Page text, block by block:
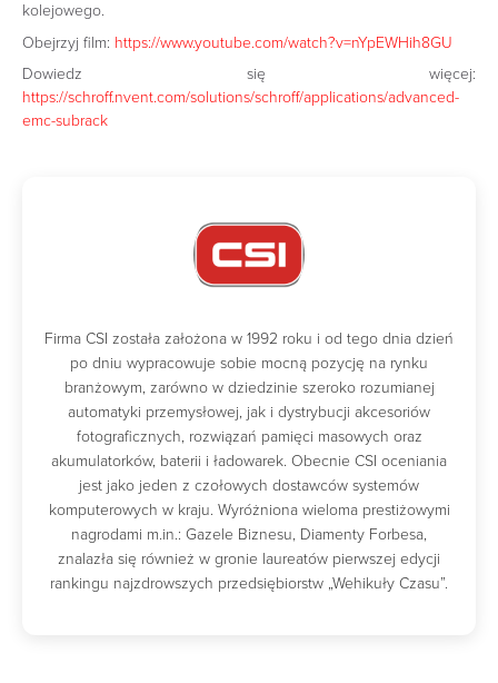
kolejowego.
Obejrzyj film: https://www.youtube.com/watch?v=nYpEWHih8GU
Dowiedz się więcej:
https://schroff.nvent.com/solutions/schroff/applications/advanced-
emc-subrack
Firma CSI została założona w 1992 roku i od tego dnia dzień
po dniu wypracowuje sobie mocną pozycję na rynku
branżowym, zarówno w dziedzinie szeroko rozumianej
automatyki przemysłowej, jak i dystrybucji akcesoriów
fotograficznych, rozwiązań pamięci masowych oraz
akumulatorków, baterii i ładowarek. Obecnie CSI oceniania
jest jako jeden z czołowych dostawców systemów
komputerowych w kraju. Wyróżniona wieloma prestiżowymi
nagrodami m.in.: Gazele Biznesu, Diamenty Forbesa,
znalazła się również w gronie laureatów pierwszej edycji
rankingu najzdrowszych przedsiębiorstw „Wehikuły Czasu”.